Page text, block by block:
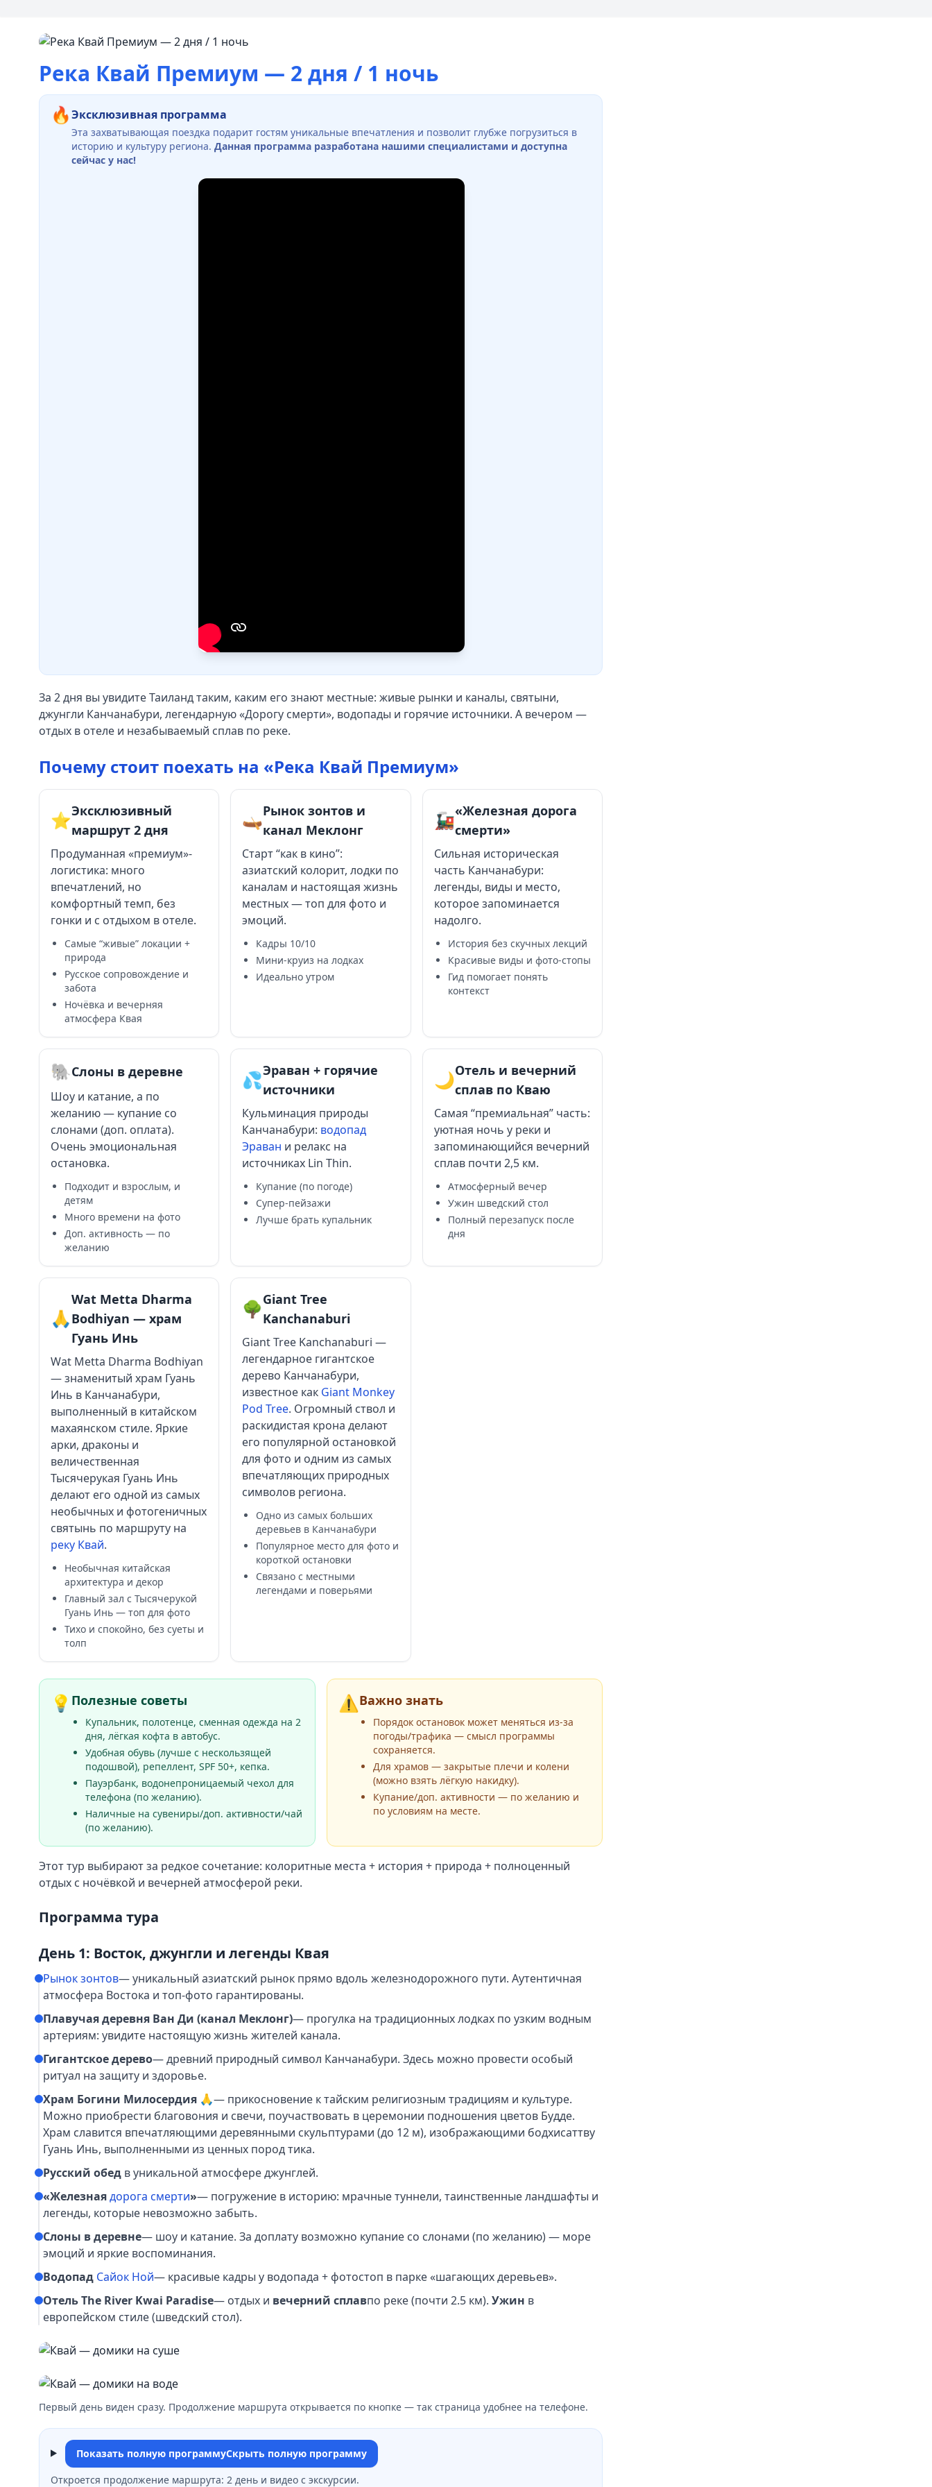
Река Квай Премиум — 2 дня / 1 ночь
🔥Эксклюзивная программа
Эта захватывающая поездка подарит гостям уникальные впечатления и позволит глубже погрузиться в
историю и культуру региона. Данная программа разработана нашими специалистами и доступна
сейчас у нас!
За 2 дня вы увидите Таиланд таким, каким его знают местные: живые рынки и каналы, святыни,
джунгли Канчанабури, легендарную «Дорогу смерти», водопады и горячие источники. А вечером —
отдых в отеле и незабываемый сплав по реке.
Почему стоит поехать на «Река Квай Премиум»
⭐️Эксклюзивный
маршрут 2 дня
Продуманная «премиум»-
логистика: много
впечатлений, но
комфортный темп, без
гонки и с отдыхом в отеле.
Самые “живые” локации +
природа
Русское сопровождение и
забота
Ночёвка и вечерняя
атмосфера Квая
🛶Рынок зонтов и
канал Меклонг
Старт “как в кино”:
азиатский колорит, лодки по
каналам и настоящая жизнь
местных — топ для фото и
эмоций.
Кадры 10/10
Мини-круиз на лодках
Идеально утром
🚂«Железная дорога
смерти»
Сильная историческая
часть Канчанабури:
легенды, виды и место,
которое запоминается
надолго.
История без скучных лекций
Красивые виды и фото-стопы
Гид помогает понять
контекст
🐘Слоны в деревне
Шоу и катание, а по
желанию — купание со
слонами (доп. оплата).
Очень эмоциональная
остановка.
Подходит и взрослым, и
детям
Много времени на фото
Доп. активность — по
желанию
💦Эраван + горячие
источники
Кульминация природы
Канчанабури: водопад
Эраван и релакс на
источниках Lin Thin.
Купание (по погоде)
Супер-пейзажи
Лучше брать купальник
🌙Отель и вечерний
сплав по Кваю
Самая “премиальная” часть:
уютная ночь у реки и
запоминающийся вечерний
сплав почти 2,5 км.
Атмосферный вечер
Ужин шведский стол
Полный перезапуск после
дня
🙏
Wat Metta Dharma
Bodhiyan — храм
Гуань Инь
Wat Metta Dharma Bodhiyan
— знаменитый храм Гуань
Инь в Канчанабури,
выполненный в китайском
махаянском стиле. Яркие
арки, драконы и
величественная
Тысячерукая Гуань Инь
делают его одной из самых
необычных и фотогеничных
святынь по маршруту на
реку Квай.
Необычная китайская
архитектура и декор
Главный зал с Тысячерукой
Гуань Инь — топ для фото
Тихо и спокойно, без суеты и
толп
🌳Giant Tree
Kanchanaburi
Giant Tree Kanchanaburi —
легендарное гигантское
дерево Канчанабури,
известное как Giant Monkey
Pod Tree. Огромный ствол и
раскидистая крона делают
его популярной остановкой
для фото и одним из самых
впечатляющих природных
символов региона.
Одно из самых больших
деревьев в Канчанабури
Популярное место для фото и
короткой остановки
Связано с местными
легендами и поверьями
💡 Полезные советы
Купальник, полотенце, сменная одежда на 2
дня, лёгкая кофта в автобус.
Удобная обувь (лучше с нескользящей
подошвой), репеллент, SPF 50+, кепка.
Пауэрбанк, водонепроницаемый чехол для
телефона (по желанию).
Наличные на сувениры/доп. активности/чай
(по желанию).
⚠️Важно знать
Порядок остановок может меняться из-за
погоды/трафика — смысл программы
сохраняется.
Для храмов — закрытые плечи и колени
(можно взять лёгкую накидку).
Купание/доп. активности — по желанию и
по условиям на месте.
Этот тур выбирают за редкое сочетание: колоритные места + история + природа + полноценный
отдых с ночёвкой и вечерней атмосферой реки.
Программа тура
День 1: Восток, джунгли и легенды Квая
Рынок зонтов— уникальный азиатский рынок прямо вдоль железнодорожного пути. Аутентичная
атмосфера Востока и топ-фото гарантированы.
Плавучая деревня Ван Ди (канал Меклонг)— прогулка на традиционных лодках по узким водным
артериям: увидите настоящую жизнь жителей канала.
Гигантское дерево— древний природный символ Канчанабури. Здесь можно провести особый
ритуал на защиту и здоровье.
Храм Богини Милосердия 🙏— прикосновение к тайским религиозным традициям и культуре.
Можно приобрести благовония и свечи, поучаствовать в церемонии подношения цветов Будде.
Храм славится впечатляющими деревянными скульптурами (до 12 м), изображающими бодхисаттву
Гуань Инь, выполненными из ценных пород тика.
Русский обед в уникальной атмосфере джунглей.
«Железнаядорога смерти»— погружение в историю: мрачные туннели, таинственные ландшафты и
легенды, которые невозможно забыть.
Слоны в деревне— шоу и катание. За доплату возможно купание со слонами (по желанию) — море
эмоций и яркие воспоминания.
Водопад Сайок Ной— красивые кадры у водопада + фотостоп в парке «шагающих деревьев».
Отель The River Kwai Paradise— отдых и вечерний сплавпо реке (почти 2.5 км). Ужин в
европейском стиле (шведский стол).
Первый день виден сразу. Продолжение маршрута открывается по кнопке — так страница удобнее на телефоне.
Показать полную программуСкрыть полную программу
Откроется продолжение маршрута: 2 день и видео с экскурсии.